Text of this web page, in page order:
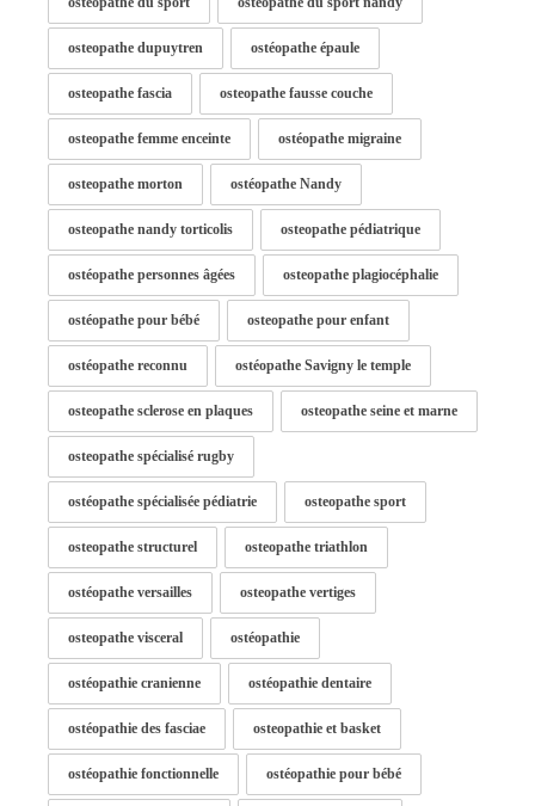
osteopathe dupuytren ostéopathe épaule
osteopathe fascia osteopathe fausse couche
osteopathe femme enceinte ostéopathe migraine
osteopathe morton ostéopathe Nandy
osteopathe nandy torticolis osteopathe pédiatrique
ostéopathe personnes âgées osteopathe plagiocéphalie
ostéopathe pour bébé osteopathe pour enfant
ostéopathe reconnu ostéopathe Savigny le temple
osteopathe sclerose en plaques osteopathe seine et marne
osteopathe spécialisé rugby
ostéopathe spécialisée pédiatrie osteopathe sport
osteopathe structurel osteopathe triathlon
ostéopathe versailles osteopathe vertiges
osteopathe visceral ostéopathie
ostéopathie cranienne ostéopathie dentaire
ostéopathie des fasciae osteopathie et basket
ostéopathie fonctionnelle ostéopathie pour bébé